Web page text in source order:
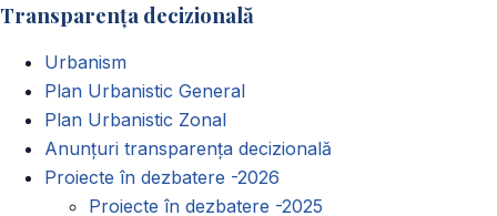
Transparența decizională
Urbanism
Plan Urbanistic General
Plan Urbanistic Zonal
Anunțuri transparența decizională
Proiecte în dezbatere -2026
Proiecte în dezbatere -2025